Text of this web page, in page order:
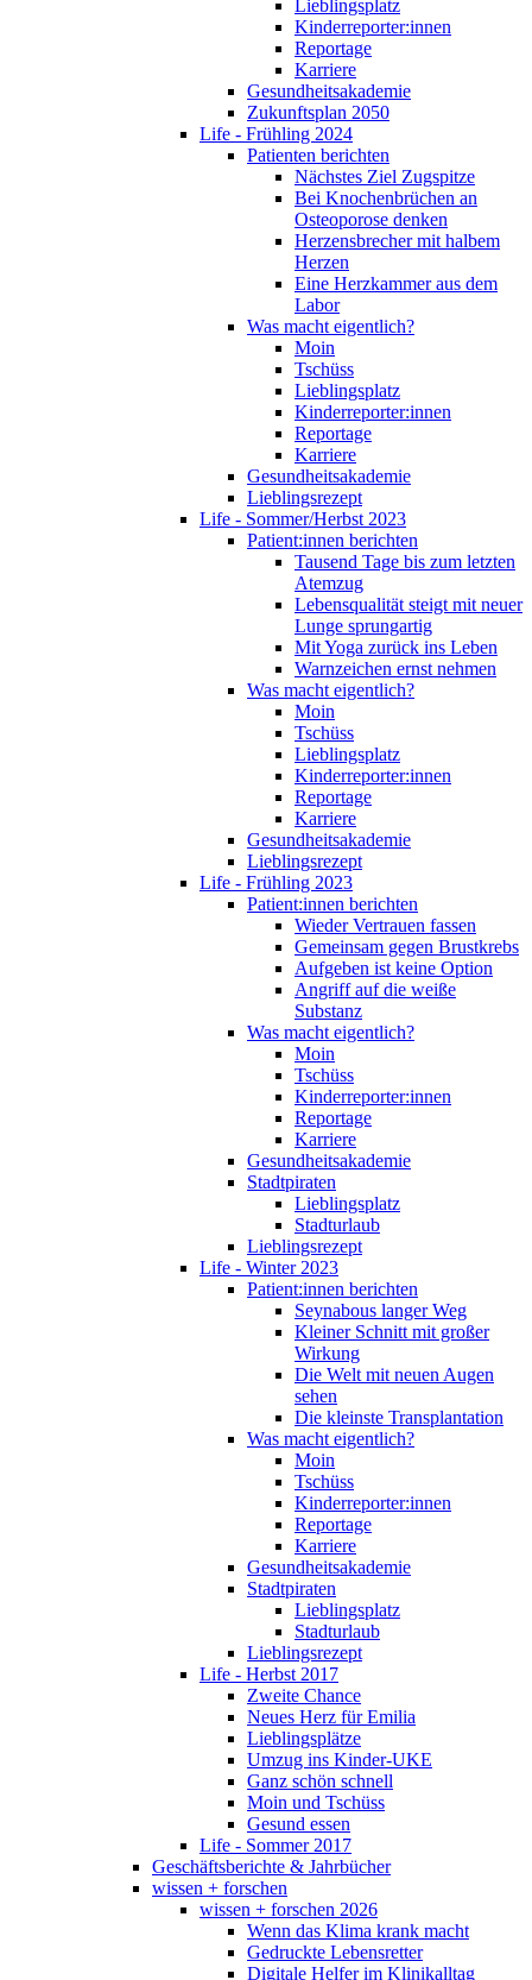
Lieblingsplatz
Kinderreporter:innen
Reportage
Karriere
Gesundheitsakademie
Zukunftsplan 2050
Life - Frühling 2024
Patienten berichten
Nächstes Ziel Zugspitze
Bei Knochenbrüchen an
Osteoporose denken
Herzensbrecher mit halbem
Herzen
Eine Herzkammer aus dem
Labor
Was macht eigentlich?
Moin
Tschüss
Lieblingsplatz
Kinderreporter:innen
Reportage
Karriere
Gesundheitsakademie
Lieblingsrezept
Life - Sommer/Herbst 2023
Patient:innen berichten
Tausend Tage bis zum letzten
Atemzug
Lebensqualität steigt mit neuer
Lunge sprungartig
Mit Yoga zurück ins Leben
Warnzeichen ernst nehmen
Was macht eigentlich?
Moin
Tschüss
Lieblingsplatz
Kinderreporter:innen
Reportage
Karriere
Gesundheitsakademie
Lieblingsrezept
Life - Frühling 2023
Patient:innen berichten
Wieder Vertrauen fassen
Gemeinsam gegen Brustkrebs
Aufgeben ist keine Option
Angriff auf die weiße
Substanz
Was macht eigentlich?
Moin
Tschüss
Kinderreporter:innen
Reportage
Karriere
Gesundheitsakademie
Stadtpiraten
Lieblingsplatz
Stadturlaub
Lieblingsrezept
Life - Winter 2023
Patient:innen berichten
Seynabous langer Weg
Kleiner Schnitt mit großer
Wirkung
Die Welt mit neuen Augen
sehen
Die kleinste Transplantation
Was macht eigentlich?
Moin
Tschüss
Kinderreporter:innen
Reportage
Karriere
Gesundheitsakademie
Stadtpiraten
Lieblingsplatz
Stadturlaub
Lieblingsrezept
Life - Herbst 2017
Zweite Chance
Neues Herz für Emilia
Lieblingsplätze
Umzug ins Kinder-UKE
Ganz schön schnell
Moin und Tschüss
Gesund essen
Life - Sommer 2017
Geschäftsberichte & Jahrbücher
wissen + forschen
wissen + forschen 2026
Wenn das Klima krank macht
Gedruckte Lebensretter
Digitale Helfer im Klinikalltag